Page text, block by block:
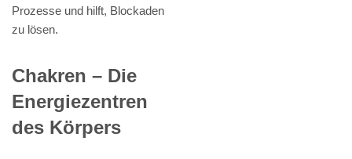
Prozesse und hilft, Blockaden
zu lösen.
Chakren – Die
Energiezentren
des Körpers